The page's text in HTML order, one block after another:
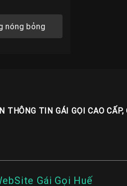
nóng bỏng
THÔNG TIN GÁI GỌI CAO
Gái Gọi Huế